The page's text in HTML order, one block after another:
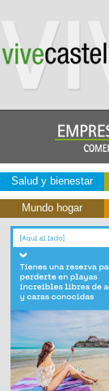
Salud y bienestar
Mundo hogar